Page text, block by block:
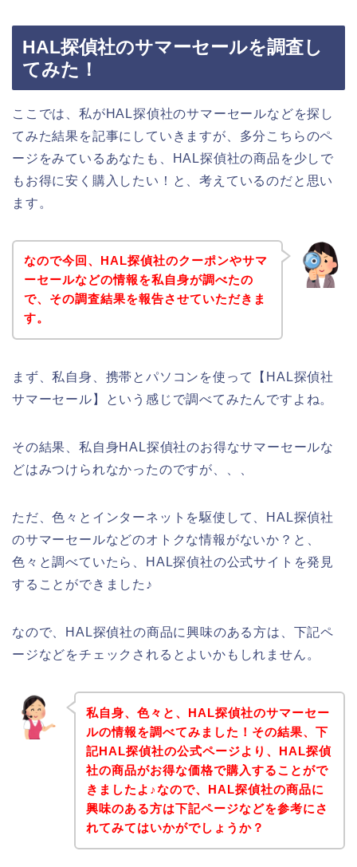
HAL探偵社のサマーセールを調査し
てみた！
ここでは、私がHAL探偵社のサマーセールなどを探し
てみた結果を記事にしていきますが、多分こちらのペ
ージをみているあなたも、HAL探偵社の商品を少しで
もお得に安く購入したい！と、考えているのだと思い
ます。
なので今回、HAL探偵社のクーポンやサマ
ーセールなどの情報を私自身が調べたの
で、その調査結果を報告させていただきま
す。
まず、私自身、携帯とパソコンを使って【HAL探偵社
サマーセール】という感じで調べてみたんですよね。
その結果、私自身HAL探偵社のお得なサマーセールな
どはみつけられなかったのですが、、、
ただ、色々とインターネットを駆使して、HAL探偵社
のサマーセールなどのオトクな情報がないか？と、
色々と調べていたら、HAL探偵社の公式サイトを発見
することができました♪
なので、HAL探偵社の商品に興味のある方は、下記ペ
ージなどをチェックされるとよいかもしれません。
私自身、色々と、HAL探偵社のサマーセー
ルの情報を調べてみました！その結果、下
記HAL探偵社の公式ページより、HAL探偵
社の商品がお得な価格で購入することがで
きましたよ♪なので、HAL探偵社の商品に
興味のある方は下記ページなどを参考にさ
れてみてはいかがでしょうか？